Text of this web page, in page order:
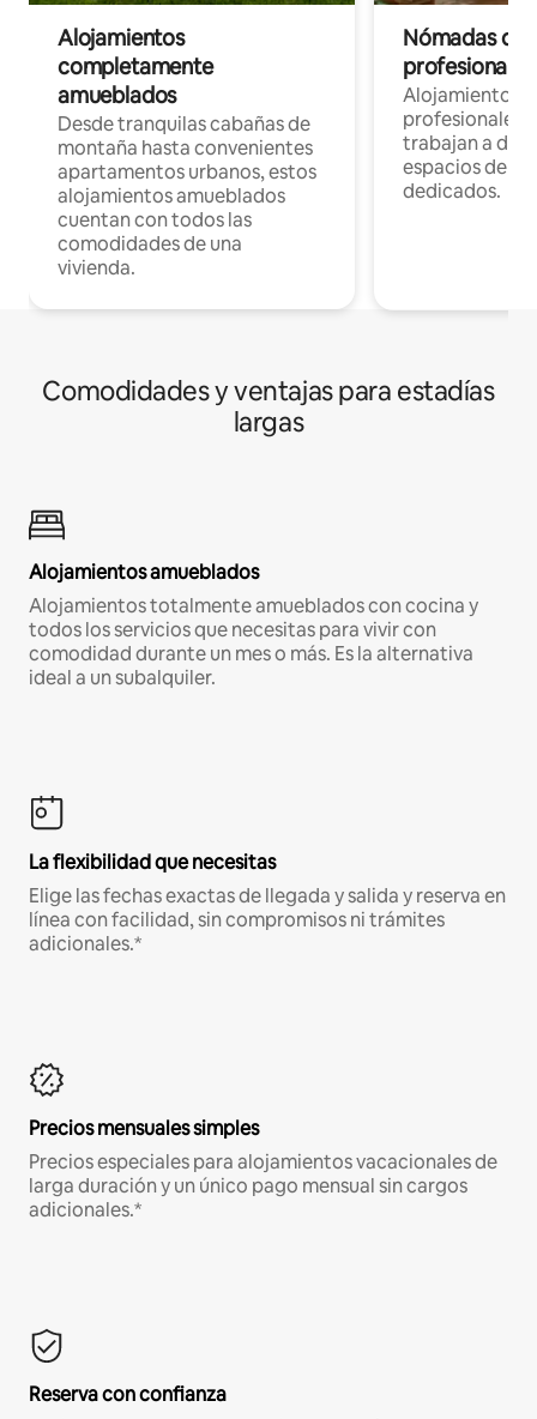
Alojamientos
completamente
amueblados
Desde tranquilas cabañas de
montaña hasta convenientes
apartamentos urbanos, estos
alojamientos amueblados
cuentan con todos las
comodidades de una
vivienda.
Nómadas
Alojamientos
profesionales
trabajan a
espacios de
dedicados.
Comodidades y ventajas para estadías
largas
Alojamientos amueblados
Alojamientos totalmente amueblados con cocina y
todos los servicios que necesitas para vivir con
comodidad durante un mes o más. Es la alternativa
ideal a un subalquiler.
La flexibilidad que necesitas
Elige las fechas exactas de llegada y salida y reserva en
línea con facilidad, sin compromisos ni trámites
adicionales.*
Precios mensuales simples
Precios especiales para alojamientos vacacionales de
larga duración y un único pago mensual sin cargos
adicionales.*
Reserva con confianza